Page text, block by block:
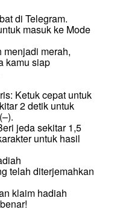
di Telegram.
masuk ke Mode
menjadi merah,
kamu siap
Ketuk cepat untuk
2 detik untuk
jeda sekitar 1,5
untuk hasil
telah diterjemahkan
klaim hadiah